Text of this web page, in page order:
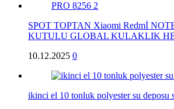
SPOT TOPTAN Xiaomi Redmİ
KUTULU GLOBAL KULAKLIK
10.12.2025 0
ikinci el 10 tonluk polyester su deposu